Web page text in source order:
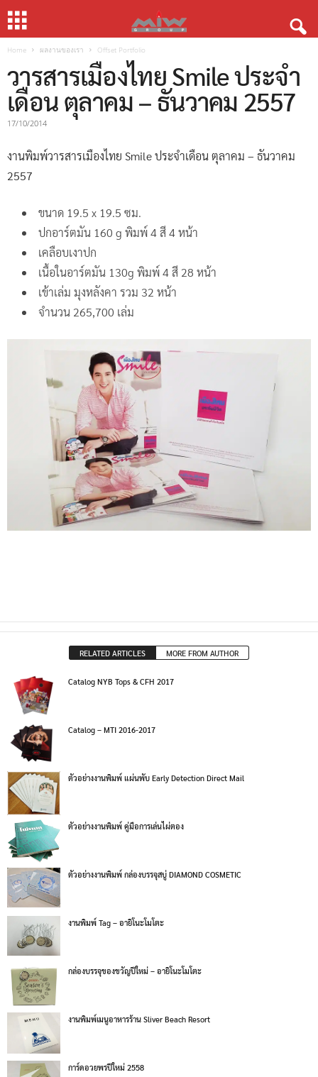
Home ผลงานของเรา Offset Portfolio
วารสารเมืองไทย Smile ประจำ
เดือน ตุลาคม – ธันวาคม 2557
17/10/2014
งานพิมพ์วารสารเมืองไทย Smile ประจำเดือน ตุลาคม – ธันวาคม
2557
ขนาด 19.5 x 19.5 ซม.
ปกอาร์ตมัน 160 g พิมพ์ 4 สี 4 หน้า
เคลือบเงาปก
เนื้อในอาร์ตมัน 130g พิมพ์ 4 สี 28 หน้า
เข้าเล่ม มุงหลังคา รวม 32 หน้า
จำนวน 265,700 เล่ม
RELATED ARTICLES MORE FROM AUTHOR
Catalog NYB Tops & CFH 2017
Catalog – MTI 2016-2017
ตัวอย่างงานพิมพ์ แผ่นพับ Early Detection Direct Mail
ตัวอย่างงานพิมพ์ คู่มือการเล่นไผ่ตอง
ตัวอย่างงานพิมพ์ กล่องบรรจุสบู่ DIAMOND COSMETIC
งานพิมพ์ Tag – อายิโนะโมโตะ
กล่องบรรจุของขวัญปีใหม่ – อายิโนะโมโตะ
งานพิมพ์เมนูอาหารร้าน Sliver Beach Resort
การ์ดอวยพรปีใหม่ 2558